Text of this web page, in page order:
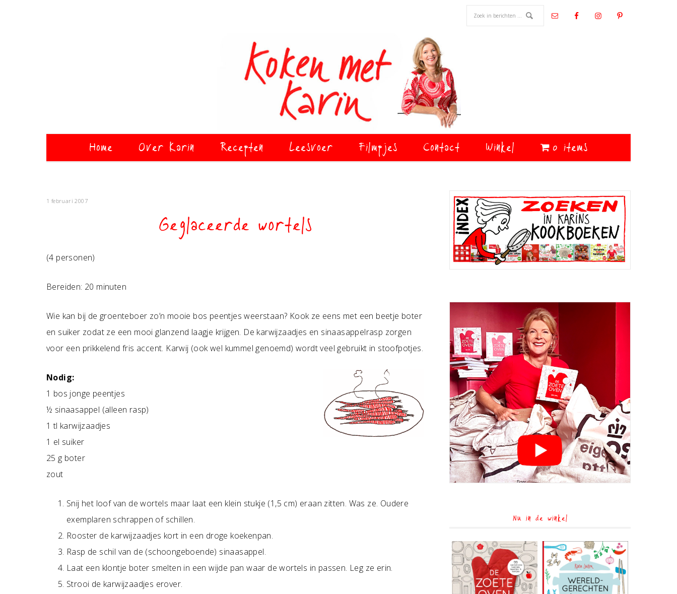
Home Over Karin Recepten Leesvoer Filmpjes Contact Winkel 0 items
1 februari 2007
Geglaceerde wortels
(4 personen)
Bereiden: 20 minuten
Wie kan bij de groenteboer zo’n mooie bos peentjes weerstaan? Kook ze eens met een beetje boter
en suiker zodat ze een mooi glanzend laagje krijgen. De karwijzaadjes en sinaasappelrasp zorgen
voor een prikkelend fris accent. Karwij (ook wel kummel genoemd) wordt veel gebruikt in stoofpotjes.
Nodig:
1 bos jonge peentjes
½ sinaasappel (alleen rasp)
1 tl karwijzaadjes
1 el suiker
25 g boter
zout
Snij het loof van de wortels maar laat een klein stukje (1,5 cm) eraan zitten. Was ze. Oudere
exemplaren schrappen of schillen.
Rooster de karwijzaadjes kort in een droge koekenpan.
Rasp de schil van de (schoongeboende) sinaasappel.
Laat een klontje boter smelten in een wijde pan waar de wortels in passen. Leg ze erin.
Strooi de karwijzaadjes erover.
Primaire
Sidebar
Nu in de winkel